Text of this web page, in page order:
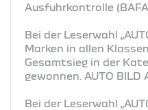
Ausfuhrkontrolle
Bei der Leserwahl
Marken in allen
Gesamtsieg in der
gewonnen. AUTO BILD
Bei der Leserwahl